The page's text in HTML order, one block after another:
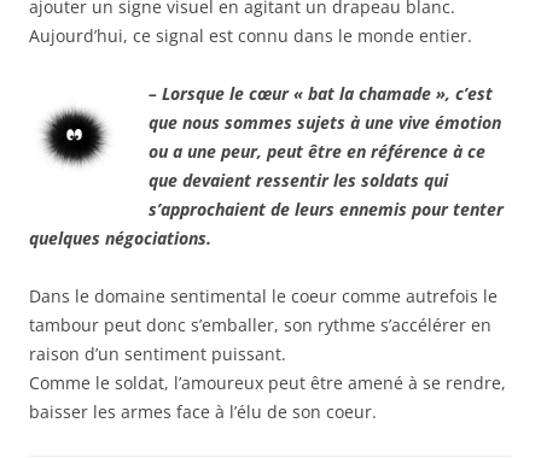
ajouter un signe visuel en agitant un drapeau blanc.
Aujourd’hui, ce signal est connu dans le monde entier.
– Lorsque le cœur « bat la chamade », c’est
que nous sommes sujets à une vive émotion
ou a une peur, peut être en référence à ce
que devaient ressentir les soldats qui
s’approchaient de leurs ennemis pour tenter
quelques négociations.
Dans le domaine sentimental le coeur comme autrefois le
tambour peut donc s’emballer, son rythme s’accélérer en
raison d’un sentiment puissant.
Comme le soldat, l’amoureux peut être amené à se rendre,
baisser les armes face à l’élu de son coeur.